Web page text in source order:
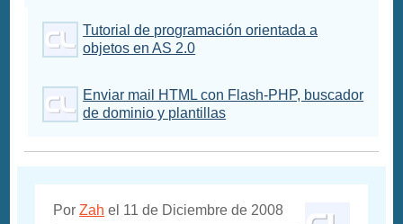
Tutorial de programación orientada a
objetos en AS 2.0
Enviar mail HTML con Flash-PHP, buscador
de dominio y plantillas
PorZah el 11 de Diciembre de 2008